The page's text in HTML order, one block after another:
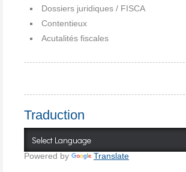
Dossiers juridiques / FISCA
Contentieux
Acutalités fiscales
Traduction
Powered by Translate